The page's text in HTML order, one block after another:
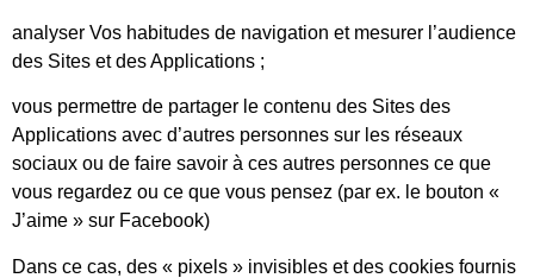
analyser Vos habitudes de navigation et mesurer l’audience
des Sites et des Applications ;
vous permettre de partager le contenu des Sites des
Applications avec d’autres personnes sur les réseaux
sociaux ou de faire savoir à ces autres personnes ce que
vous regardez ou ce que vous pensez (par ex. le bouton «
J’aime » sur Facebook)
Dans ce cas, des « pixels » invisibles et des cookies fournis